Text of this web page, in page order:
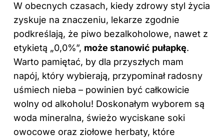
W obecnych czasach, kiedy zdrowy styl życia
zyskuje na znaczeniu, lekarze zgodnie
podkreślają, że piwo bezalkoholowe, nawet z
etykietą „0,0%”, może stanowić pułapkę.
Warto pamiętać, by dla przyszłych mam
napój, który wybierają, przypominał radosny
uśmiech nieba – powinien być całkowicie
wolny od alkoholu! Doskonałym wyborem są
woda mineralna, świeżo wyciskane soki
owocowe oraz ziołowe herbaty, które